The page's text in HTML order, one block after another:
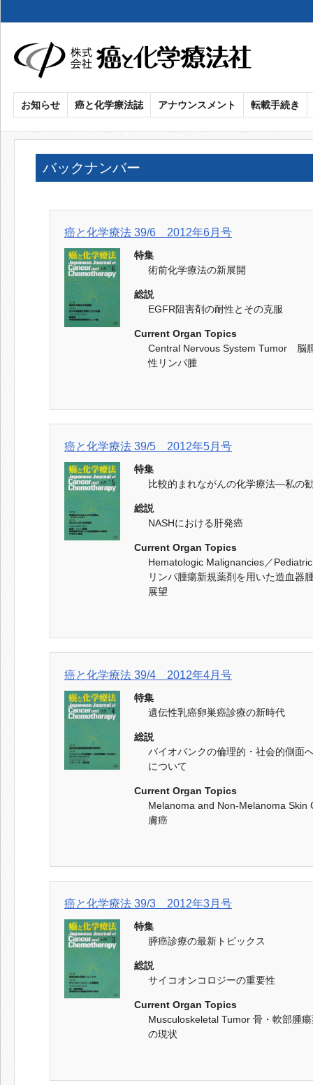
テ
癌
と
お知らせ 癌と化学療法誌 アナウンスメント 転載手続き
バックナンバー
癌と化学療法 39/6 2012年6月号
特集
術前化学療法の新展開
総説
EGFR阻害剤の耐性とその克服
Current Organ Topics
Central Nervous System Tumor 脳
性リンパ腫
癌と化学療法 39/5 2012年5月号
特集
比較的まれながんの化学療法―私の
総説
NASHにおける肝発癌
Current Organ Topics
Hematologic Malignancies／
リンパ腫瘍新規薬剤を用いた造血器
展望
癌と化学療法 39/4 2012年4月号
特集
遺伝性乳癌卵巣癌診療の新時代
総説
バイオバンクの倫理的・社会的側面
について
Current Organ Topics
Melanoma and Non-Melanoma Skin
膚癌
癌と化学療法 39/3 2012年3月号
特集
膵癌診療の最新トピックス
総説
サイコオンコロジーの重要性
Current Organ Topics
Musculoskeletal Tumor 骨・軟部腫
の現状